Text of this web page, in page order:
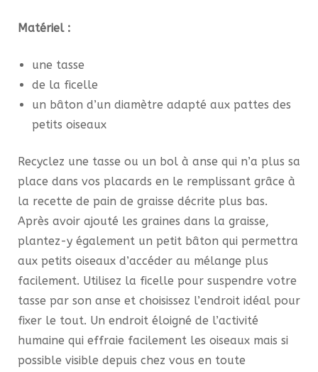
Matériel :
une tasse
de la ficelle
un bâton d’un diamètre adapté aux pattes des
petits oiseaux
Recyclez une tasse ou un bol à anse qui n’a plus sa
place dans vos placards en le remplissant grâce à
la recette de pain de graisse décrite plus bas.
Après avoir ajouté les graines dans la graisse,
plantez-y également un petit bâton qui permettra
aux petits oiseaux d’accéder au mélange plus
facilement. Utilisez la ficelle pour suspendre votre
tasse par son anse et choisissez l’endroit idéal pour
fixer le tout. Un endroit éloigné de l’activité
humaine qui effraie facilement les oiseaux mais si
possible visible depuis chez vous en toute